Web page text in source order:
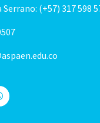
(+57) 317 598